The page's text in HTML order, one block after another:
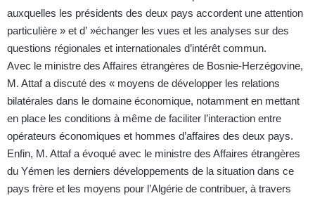
auxquelles les présidents des deux pays accordent une attention
particulière » et d’ »échanger les vues et les analyses sur des
questions régionales et internationales d’intérêt commun.
Avec le ministre des Affaires étrangères de Bosnie-Herzégovine,
M. Attaf a discuté des « moyens de développer les relations
bilatérales dans le domaine économique, notamment en mettant
en place les conditions à même de faciliter l’interaction entre
opérateurs économiques et hommes d’affaires des deux pays.
Enfin, M. Attaf a évoqué avec le ministre des Affaires étrangères
du Yémen les derniers développements de la situation dans ce
pays frère et les moyens pour l’Algérie de contribuer, à travers